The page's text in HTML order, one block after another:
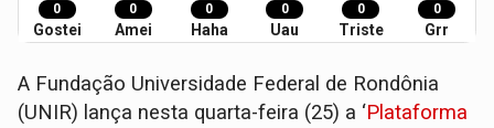
0
Gostei
0
Amei
0
Haha
0
Uau
0
Triste
0
Grr
A Fundação Universidade Federal de Rondônia
(UNIR) lança nesta quarta-feira (25) a ‘Plataforma